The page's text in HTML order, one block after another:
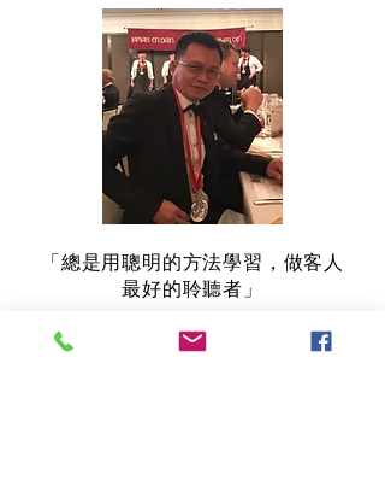
「總是用聰明的方法學習，做客人
最好的聆聽者」